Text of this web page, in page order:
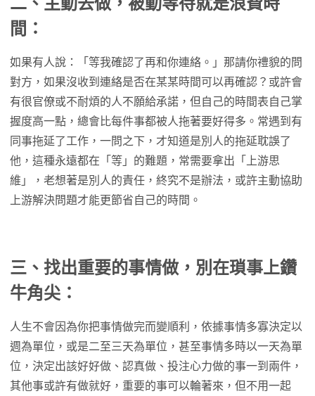
間：
如果有人說：「等我確認了再和你連絡。」那請你禮貌的問
對方，如果沒收到連絡是否在某某時間可以再確認？或許會
有很官僚或不耐煩的人不願給承諾，但自己的時間表自己掌
握度高一點，總會比每件事都被人拖著要好得多。常遇到有
同事拖延了工作，一問之下，才知道是別人的拖延耽誤了
他，這種永遠都在「等」的難題，常需要拿出「上游思
維」，老想著是別人的責任，終究不是辦法，或許主動協助
上游解決問題才能更節省自己的時間。
三、找出重要的事情做，別在瑣事上鑽
牛角尖：
人生不會因為你把事情做完而變順利，依據事情多寡決定以
週為單位，或是二至三天為單位，甚至事情多時以一天為單
位，決定出該好好做、認真做、投注心力做的事一到兩件，
其他事或許有做就好，重要的事可以輪著來，但不用一起